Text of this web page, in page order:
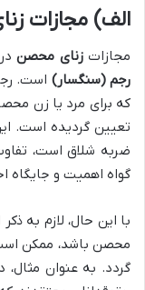
الف) مجازات
مجازاتزنای محصن
رجم (سنگسار) است.
که برای مرد یا زن
تعیین گردیده است.
ضربه شلاق است،
گواه اهمیت و
با این حال، لازم به
محصن باشد، ممکن
گردد. به عنوان مثال،